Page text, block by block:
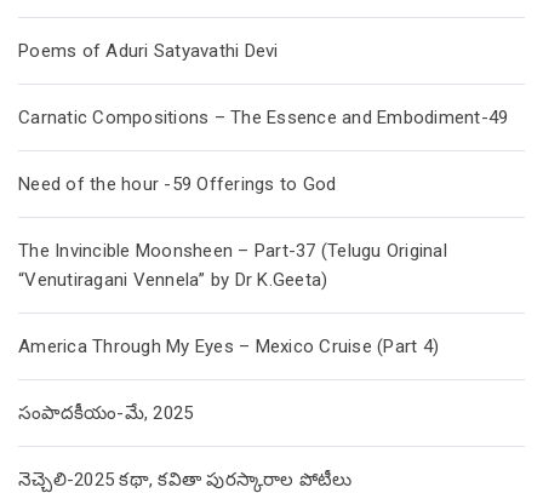
Poems of Aduri Satyavathi Devi
Carnatic Compositions – The Essence and Embodiment-49
Need of the hour -59 Offerings to God
The Invincible Moonsheen – Part-37 (Telugu Original
“Venutiragani Vennela” by Dr K.Geeta)
America Through My Eyes – Mexico Cruise (Part 4)
సంపాదకీయం-మే, 2025
నెచ్చెలి-2025 కథా, కవితా పురస్కారాల పోటీలు